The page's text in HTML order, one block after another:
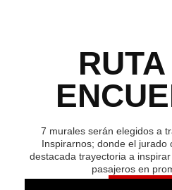
7 murales serán elegidos a
Inspirarnos; donde el jurado
destacada trayectoria a
pasajeros en